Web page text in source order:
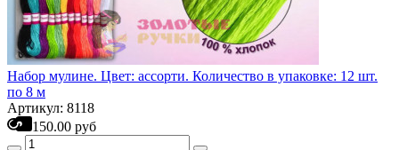
Набор мулине. Цвет: ассорти. Количество в упаковке: 12 шт.
по 8 м
Артикул: 8118
150.00 руб